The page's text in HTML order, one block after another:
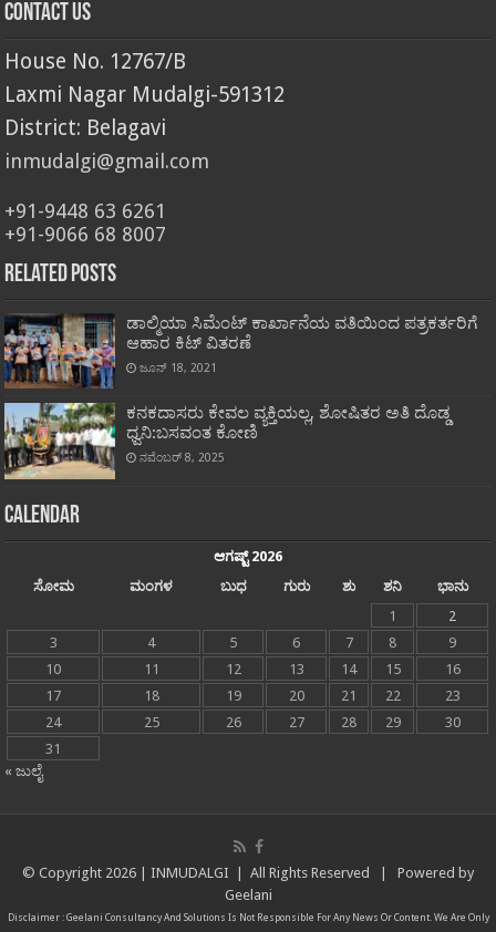
Contact Us
House No. 12767/B
Laxmi Nagar Mudalgi-591312
District: Belagavi
inmudalgi@gmail.com
+91-9448 63 6261
+91-9066 68 8007
Related Posts
ಡಾಲ್ಮಿಯಾ ಸಿಮೆಂಟ್ ಕಾರ್ಖಾನೆಯ ವತಿಯಿಂದ ಪತ್ರಕರ್ತರಿಗೆ
ಆಹಾರ ಕಿಟ್ ವಿತರಣೆ
ಜೂನ್ 18, 2021
ಕನಕದಾಸರು ಕೇವಲ ವ್ಯಕ್ತಿಯಲ್ಲ, ಶೋಷಿತರ ಅತಿ ದೊಡ್ಡ
ಧ್ವನಿ:ಬಸವಂತ ಕೋಣಿ
ನವೆಂಬರ್ 8, 2025
Calendar
ಆಗಷ್ಟ್ 2026
ಸೋಮ
ಮಂಗಳ ಬುಧ ಗುರು ಶು ಶನಿ
ಭಾನು
1
2
3
4 5 6 7 8
9
10
11 12 13 14 15
16
17
18 19 20 21 22
23
24
25 26 27 28 29
30
31
« ಜುಲೈ
© Copyright 2026 | INMUDALGI | All Rights Reserved | Powered by
Geelani
Disclaimer : Geelani Consultancy And Solutions Is Not Responsible For Any News Or Content. We Are Only